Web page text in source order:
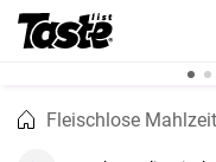
Fleischlose